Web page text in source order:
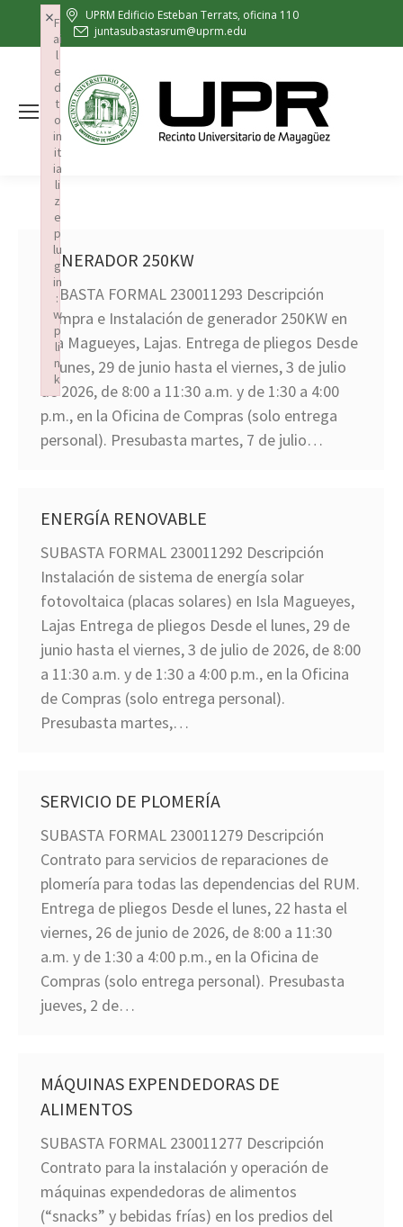
UPRM Edificio Esteban Terrats, oficina 110
juntasubastasrum@uprm.edu
GENERADOR 250KW
SUBASTA FORMAL 230011293 Descripción
Compra e Instalación de generador 250KW en
Isla Magueyes, Lajas. Entrega de pliegos Desde
el lunes, 29 de junio hasta el viernes, 3 de julio
de 2026, de 8:00 a 11:30 a.m. y de 1:30 a 4:00
p.m., en la Oficina de Compras (solo entrega
personal). Presubasta martes, 7 de julio…
ENERGÍA RENOVABLE
SUBASTA FORMAL 230011292 Descripción
Instalación de sistema de energía solar
fotovoltaica (placas solares) en Isla Magueyes,
Lajas Entrega de pliegos Desde el lunes, 29 de
junio hasta el viernes, 3 de julio de 2026, de 8:00
a 11:30 a.m. y de 1:30 a 4:00 p.m., en la Oficina
de Compras (solo entrega personal).
Presubasta martes,…
SERVICIO DE PLOMERÍA
SUBASTA FORMAL 230011279 Descripción
Contrato para servicios de reparaciones de
plomería para todas las dependencias del RUM.
Entrega de pliegos Desde el lunes, 22 hasta el
viernes, 26 de junio de 2026, de 8:00 a 11:30
a.m. y de 1:30 a 4:00 p.m., en la Oficina de
Compras (solo entrega personal). Presubasta
jueves, 2 de…
MÁQUINAS EXPENDEDORAS DE
ALIMENTOS
SUBASTA FORMAL 230011277 Descripción
Contrato para la instalación y operación de
máquinas expendedoras de alimentos
(“snacks” y bebidas frías) en los predios del
F
ai
l
e
d
t
o
in
it
ia
li
z
e
p
lu
g
in
:
w
p
li
n
k
×
Failed to initialize plugin: wplink